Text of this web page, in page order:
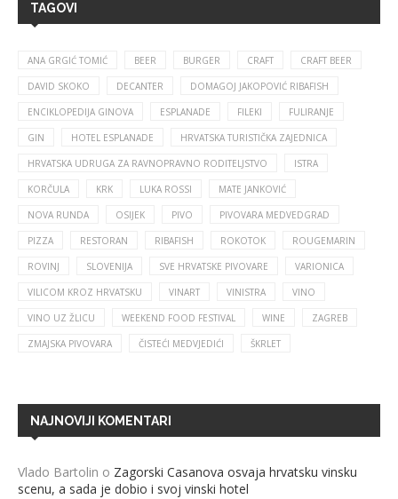
TAGOVI
ANA GRGIĆ TOMIĆ BEER BURGER CRAFT CRAFT BEER
DAVID SKOKO DECANTER DOMAGOJ JAKOPOVIĆ RIBAFISH
ENCIKLOPEDIJA GINOVA ESPLANADE FILEKI FULIRANJE
GIN HOTEL ESPLANADE HRVATSKA TURISTIČKA ZAJEDNICA
HRVATSKA UDRUGA ZA RAVNOPRAVNO RODITELJSTVO ISTRA
KORČULA KRK LUKA ROSSI MATE JANKOVIĆ
NOVA RUNDA OSIJEK PIVO PIVOVARA MEDVEDGRAD
PIZZA RESTORAN RIBAFISH ROKOTOK ROUGEMARIN
ROVINJ SLOVENIJA SVE HRVATSKE PIVOVARE VARIONICA
VILICOM KROZ HRVATSKU VINART VINISTRA VINO
VINO UZ ŽLICU WEEKEND FOOD FESTIVAL WINE ZAGREB
ZMAJSKA PIVOVARA ČISTEĆI MEDVJEDIĆI ŠKRLET
NAJNOVIJI KOMENTARI
Vlado Bartolin o Zagorski Casanova osvaja hrvatsku vinsku
scenu, a sada je dobio i svoj vinski hotel